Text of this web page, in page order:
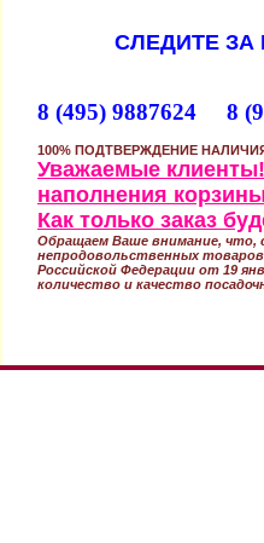
СЛЕДИТЕ
8 (495) 9887624 8
100% ПОДТВЕРЖДЕНИЕ
Уважаемые
наполнения
Как только заказ
Обращаем Ваше внимание, что,
непродовольственных
Российской Федерации от 19
количество и качество